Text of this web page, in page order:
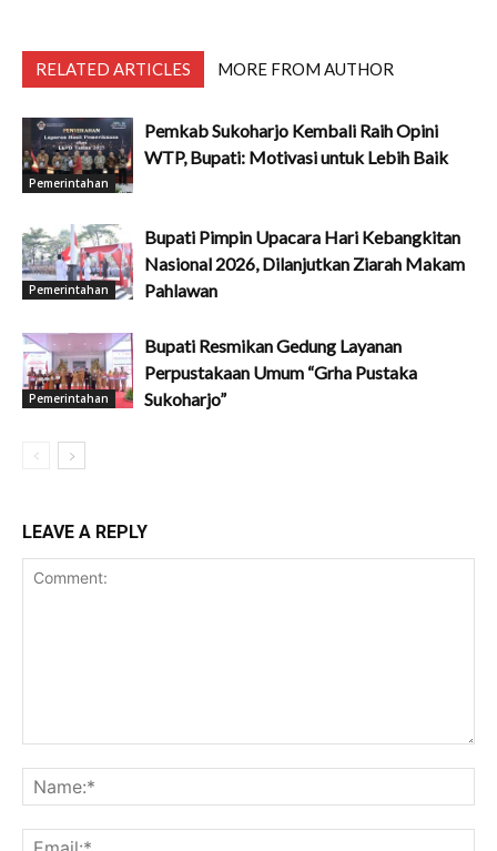
RELATED ARTICLES MORE FROM AUTHOR
Pemerintahan
Pemkab Sukoharjo Kembali Raih Opini
WTP, Bupati: Motivasi untuk Lebih Baik
Pemerintahan
Bupati Pimpin Upacara Hari Kebangkitan
Nasional 2026, Dilanjutkan Ziarah Makam
Pahlawan
Pemerintahan
Bupati Resmikan Gedung Layanan
Perpustakaan Umum “Grha Pustaka
Sukoharjo”
LEAVE A REPLY